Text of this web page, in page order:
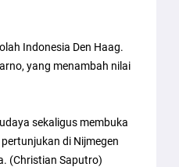
Indonesia Den Haag.
yang menambah nilai
sekaligus membuka
di Nijmegen
(Christian Saputro)